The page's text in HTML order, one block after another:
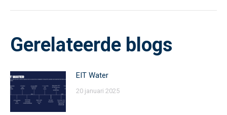
Gerelateerde blogs
EIT Water
20 januari 2025